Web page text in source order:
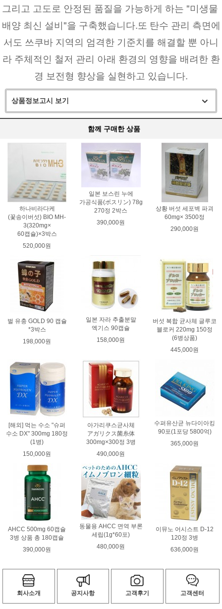
그리고 고도로 안정된 품질을 가능하게 하는 "미생물
배양 최신 설비"을 구축했습니다.또 탄수 관리 측면에
서도 쓰쿠바 지역의 엄격한 기준치를 해결할 뿐 아니
라 주체적인 철저 관리 아래 환경의 영향을 배려한 환
경 보전형 향상을 실현하고 있습니다.
상품정보고시 보기
함께 구매한 상품
하나비라다케
(꽃송이버섯) BIO MH-
3(320mg×
60캡슐)×3박스
520,000원
일본 보스린 누에
가공식품(ボスリン) 78g
270정 2박스
390,000원
상황 버섯 세포벽 파괴
60mg× 3500정
290,000원
벌 유충 GOLD 90 캡슐
*3박스
198,000원
일본 자라 추출분말
엑기스 90캡슐
158,000원
버섯 복합 균사체 글루코
블로커 220mg 150정
(6병상품)
445,000원
[해외] 먹는 수소 "슈퍼
수소 DX" 300mg 180정
(1병)
150,000원
아가리쿠스균사체
アガリクス菌糸体
300mg×300정 3병
490,000원
수퍼유산균 뉴다이아킹
90포(1포당 5800억)
365,000원
AHCC 500mg 60캡슐
3병 상품 총 180캡슐
390,000원
동물용 AHCC 면역 부론
세립(1g*60포)
480,000원
이뮤노 어시스트 D-12
120정 3병
636,000원
회사소개 공지사항 고객후기 고객센터